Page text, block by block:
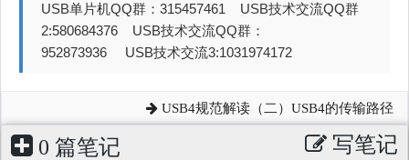
USB单片机QQ群：315457461 USB技术交流QQ群
2:580684376 USB技术交流QQ群：
952873936 USB技术交流3:1031974172
USB4规范解读（二）USB4的传输路径
0 篇笔记 写笔记